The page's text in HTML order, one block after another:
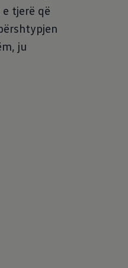
tjerë që
ju